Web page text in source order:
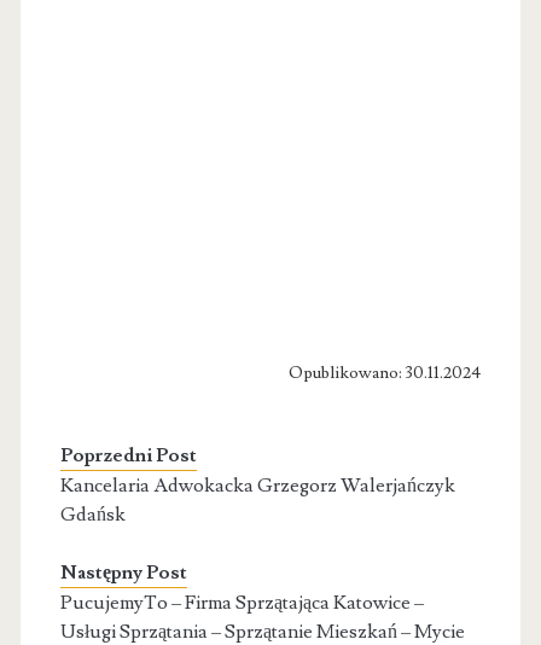
Opublikowano: 30.11.2024
Poprzedni Post
Kancelaria Adwokacka Grzegorz Walerjańczyk
Gdańsk
Następny Post
PucujemyTo – Firma Sprzątająca Katowice –
Usługi Sprzątania – Sprzątanie Mieszkań – Mycie